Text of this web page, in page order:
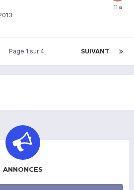
SUIVANT
Page 1 sur 4
ANNONCES